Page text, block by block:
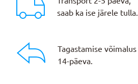
saab ka ise järele tulla.
Tagastamise võimalus
14-päeva.